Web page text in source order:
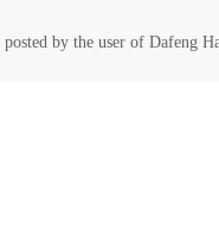
by the user of Dafeng